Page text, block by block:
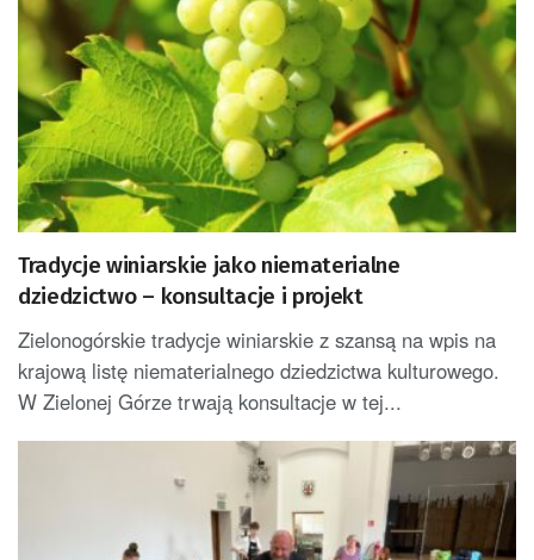
Tradycje winiarskie jako niematerialne
dziedzictwo – konsultacje i projekt
Zielonogórskie tradycje winiarskie z szansą na wpis na
krajową listę niematerialnego dziedzictwa kulturowego.
W Zielonej Górze trwają konsultacje w tej...